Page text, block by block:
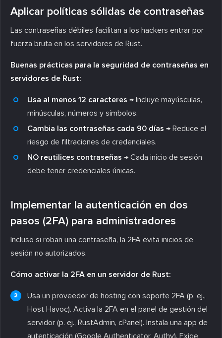
Aplicar políticas sólidas de contraseñas
Las contraseñas débiles facilitan a los hackers entrar por
fuerza bruta en los servidores de Rust.
Buenas prácticas para la seguridad de contraseñas en
servidores de Rust:
Usa al menos 12 caracteres → Incluye mayúsculas,
minúsculas, números y símbolos.
Cambia las contraseñas cada 90 días → Reduce el
riesgo de filtraciones de credenciales.
NO reutilices contraseñas → Cada inicio de sesión
debe tener credenciales únicas.
Implementar la autenticación en dos
pasos (2FA) para administradores
Incluso si roban una contraseña, la 2FA evita inicios de
sesión no autorizados.
Cómo activar la 2FA en un servidor de Rust:
Usa un proveedor de hosting con soporte 2FA (p. ej.,
Host Havoc). Activa la 2FA en el panel de gestión del
servidor (p. ej., RustAdmin, cPanel). Instala una app de
autenticación (Google Authenticator, Authy). Exige